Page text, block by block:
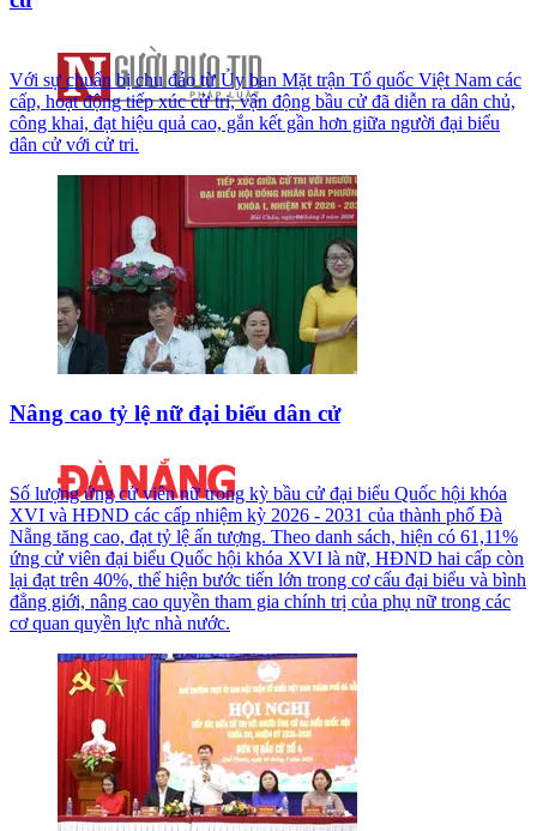
Với sự chuẩn bị chu đáo từ Ủy ban Mặt trận Tổ quốc Việt Nam các
cấp, hoạt động tiếp xúc cử tri, vận động bầu cử đã diễn ra dân chủ,
công khai, đạt hiệu quả cao, gắn kết gần hơn giữa người đại biểu
dân cử với cử tri.
Nâng cao tỷ lệ nữ đại biểu dân cử
Số lượng ứng cử viên nữ trong kỳ bầu cử đại biểu Quốc hội khóa
XVI và HĐND các cấp nhiệm kỳ 2026 - 2031 của thành phố Đà
Nẵng tăng cao, đạt tỷ lệ ấn tượng. Theo danh sách, hiện có 61,11%
ứng cử viên đại biểu Quốc hội khóa XVI là nữ, HĐND hai cấp còn
lại đạt trên 40%, thể hiện bước tiến lớn trong cơ cấu đại biểu và bình
đẳng giới, nâng cao quyền tham gia chính trị của phụ nữ trong các
cơ quan quyền lực nhà nước.